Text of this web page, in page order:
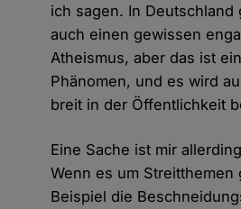
ich sagen. In Deutschland
auch einen gewissen
Atheismus, aber das ist
Phänomen, und es wird
breit in der Öffentlichkeit
Eine Sache ist mir
Wenn es um Streitthemen
Beispiel die